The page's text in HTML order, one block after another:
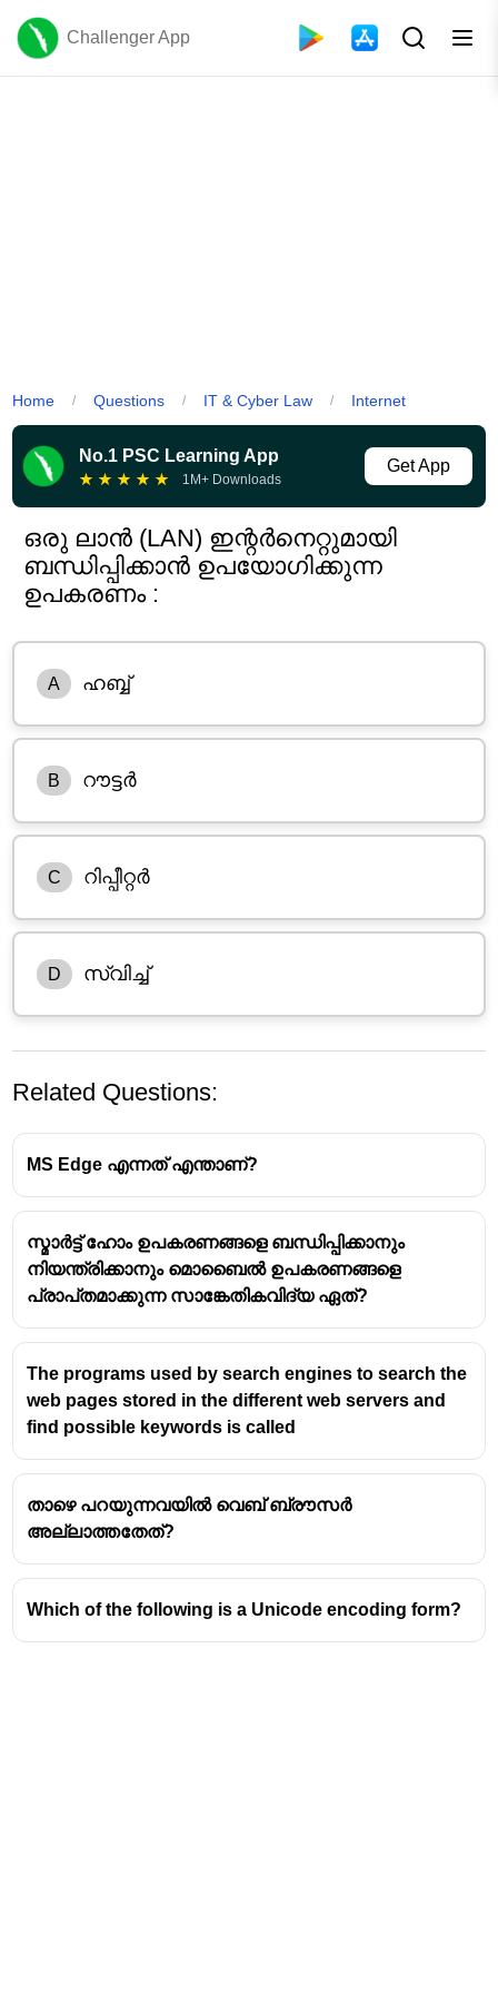
Challenger App
Home / Questions / IT & Cyber Law / Internet
No.1 PSC Learning App
★ ★ ★ ★ ★ 1M+ Downloads
Get App
ഒരു ലാൻ (LAN) ഇന്റർനെറ്റുമായി
ബന്ധിപ്പിക്കാൻ ഉപയോഗിക്കുന്ന
ഉപകരണം :
A ഹബ്ബ്
B റൗട്ടർ
C റിപ്പീറ്റർ
D സ്വിച്ച്
ഒരു ലാൻ ഇന്റർനെറ്റുമായി ബന്ധിപ്പിക്കാൻ
ഉപയോഗിക്കുന്ന പ്രധാന ഉപകരണം
(Router) ആണ്.
റൗട്ടറിൻ്റെ പ്രധാന ധർമ്മങ്ങൾ ഇവയാണ്:
ലാൻ (LAN) ഉണ്ടാക്കുക:റൗട്ടർ നമ്മുടെ വീട്ടിലെ
മൊബൈൽ ഫോണുകൾ, പ്രിന്ററുകൾ
തുടങ്ങിയ ഉപകരണങ്ങളെ ഒരു നെറ്റ്വർക്കിൽ
ബന്ധിപ്പിക്കുന്നു.
മോഡത്തിൽ നിന്ന് വരുന്ന ഇന്റർനെറ്റ്
കണക്ഷൻ ഈ ലാനിലെ എല്ലാ
Related Questions:
MS Edge എന്നത് എന്താണ്?
സ്മാർട്ട് ഹോം ഉപകരണങ്ങളെ ബന്ധിപ്പിക്കാനും
നിയന്ത്രിക്കാനും മൊബൈൽ ഉപകരണങ്ങളെ
പ്രാപ്‌തമാക്കുന്ന സാങ്കേതികവിദ്യ ഏത്?
The programs used by search engines to search the
web pages stored in the different web servers and
find possible keywords is called
താഴെ പറയുന്നവയിൽ വെബ് ബ്രൗസർ
അല്ലാത്തതേത്?
Which of the following is a Unicode encoding form?